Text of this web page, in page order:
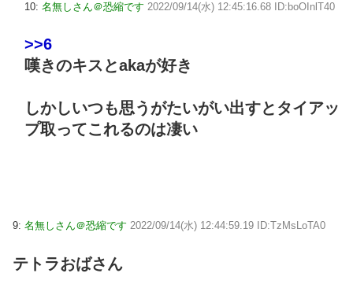
10: 名無しさん＠恐縮です 2022/09/14(水) 12:45:16.68 ID:boOInlT40
>>6
嘆きのキスとakaが好き
しかしいつも思うがたいがい出すとタイアッ
プ取ってこれるのは凄い
9: 名無しさん＠恐縮です 2022/09/14(水) 12:44:59.19 ID:TzMsLoTA0
テトラおばさん